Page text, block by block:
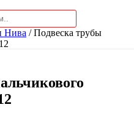
Нива /Подвеска трубы